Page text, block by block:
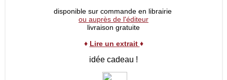
disponible sur commande en librairie
ou auprès de l'éditeur
livraison gratuite
♦ Lire un extrait ♦
idée cadeau !